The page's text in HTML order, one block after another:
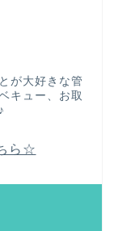
が大好きな管
キュー、お取
ら☆